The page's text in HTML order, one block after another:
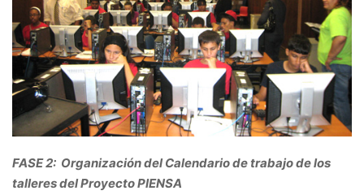
FASE 2: Organización del Calendario de trabajo de los
talleres del Proyecto PIENSA